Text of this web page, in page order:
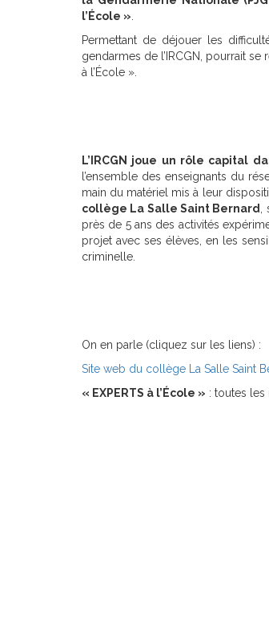
l’École »
Permettant de déjouer les
gendarmes de l’IRCGN, pourrait
à l’École ».
L’IRCGN joue un rôle capital
l’ensemble des enseignants du
main du matériel mis à leur
collège La Salle Saint Bernard
près de 5 ans des activités
projet avec ses élèves, en les
criminelle.
On en parle (cliquez sur les liens) :
Site web du collège La Salle Saint
« EXPERTS à l’École » : toutes les